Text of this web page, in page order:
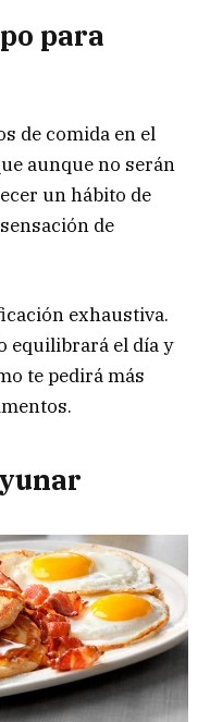
para
de comida en el
aunque no serán
un hábito de
de
exhaustiva.
equilibrará el día y
te pedirá más